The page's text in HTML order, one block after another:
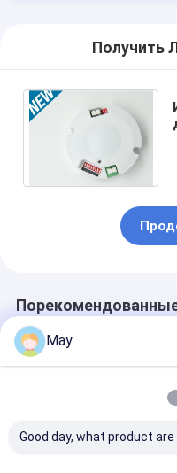
Получить
May
Good day, what product